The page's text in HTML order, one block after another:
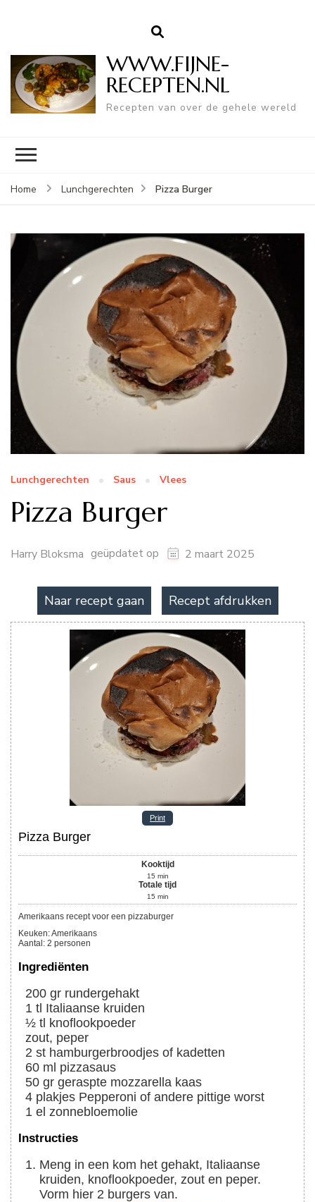
WWW.FIJNE-
RECEPTEN.NL
Recepten van over de gehele wereld
Home Lunchgerechten Pizza Burger
Lunchgerechten Saus Vlees
Pizza Burger
Harry Bloksma geüpdatet op 2 maart 2025
Naar recept gaan Recept afdrukken
Print
Pizza Burger
Kooktijd
15 min
Totale tijd
15 min
Amerikaans recept voor een pizzaburger
Keuken:Amerikaans
Aantal : 2 personen
Ingrediënten
200 gr rundergehakt
1 tl Italiaanse kruiden
½ tl knoflookpoeder
zout, peper
2 st hamburgerbroodjes of kadetten
60 ml pizzasaus
50 gr geraspte mozzarella kaas
4 plakjes Pepperoni of andere pittige worst
1 el zonnebloemolie
Instructies
Meng in een kom het gehakt, Italiaanse
kruiden, knoflookpoeder, zout en peper.
Vorm hier 2 burgers van.